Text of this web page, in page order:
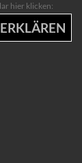
hier klicken: